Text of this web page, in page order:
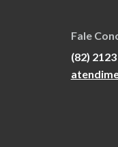
Fale
(82)